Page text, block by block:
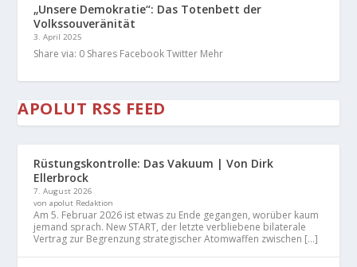
„Unsere Demokratie“: Das Totenbett der
Volkssouveränität
3. April 2025
Share via: 0 Shares Facebook Twitter Mehr
APOLUT RSS FEED
Rüstungskontrolle: Das Vakuum | Von Dirk
Ellerbrock
7. August 2026
von apolut Redaktion
Am 5. Februar 2026 ist etwas zu Ende gegangen, worüber kaum
jemand sprach. New START, der letzte verbliebene bilaterale
Vertrag zur Begrenzung strategischer Atomwaffen zwischen […]